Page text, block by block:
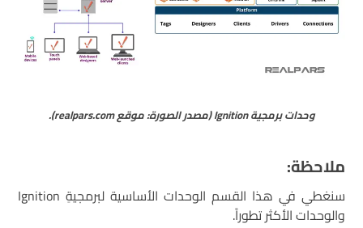
وحدات برمجية Ignition (مصدر الصورة: موقع realpars.com).
ملاحظة:
سنغطي في هذا القسم الوحدات الأساسية لبرمجيةِ Ignition
والوحدات الأكثر تطوراً.